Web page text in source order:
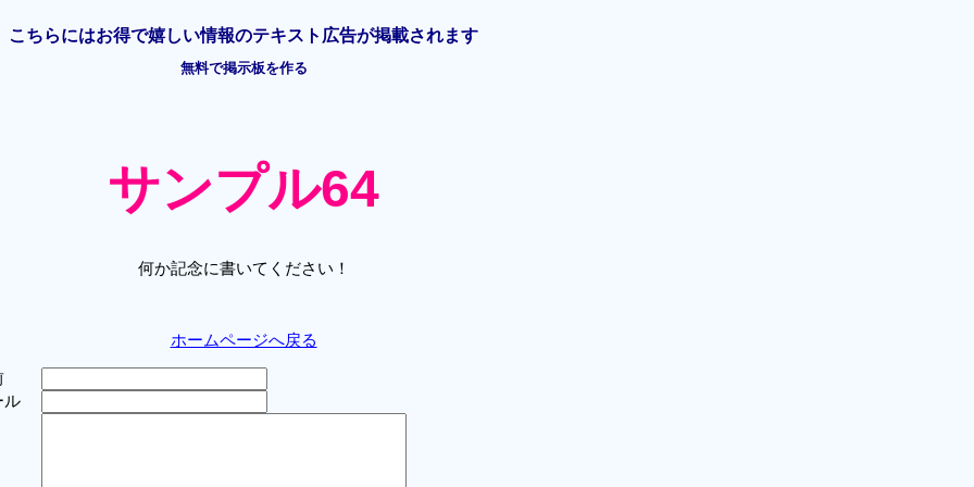
こちらにはお得で嬉しい情報のテキスト広告が掲載されます
無料で掲示板を作る
サンプル64
何か記念に書いてください！
ホームページへ戻る
ル